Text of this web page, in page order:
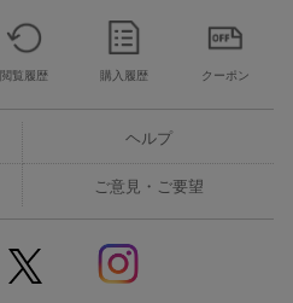
閲覧履歴 購入履歴 クーポン
ヘルプ
ご意見・ご要望